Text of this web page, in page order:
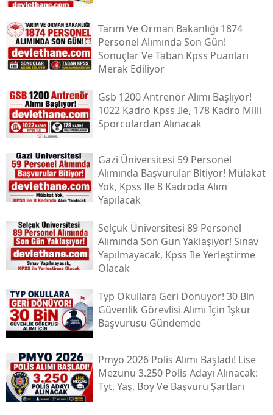
Tarım Ve Orman Bakanlığı 1874
Personel Alımında Son Gün!
Sonuçlar Ve Taban Kpss Puanları
Merak Ediliyor
Gsb 1200 Antrenör Alımı Başlıyor!
1022 Kadro Kpss Ile, 178 Kadro Milli
Sporculardan Alınacak
Gazi Üniversitesi 59 Personel
Alımında Başvurular Bitiyor! Mülakat
Yok, Kpss Ile 8 Kadroda Alım
Yapılacak
Selçuk Üniversitesi 89 Personel
Alımında Son Gün Yaklaşıyor! Sınav
Yapılmayacak, Kpss Ile Yerleştirme
Olacak
Typ Okullara Geri Dönüyor! 30 Bin
Güvenlik Görevlisi Alımı İçin İşkur
Başvurusu Gündemde
Pmyo 2026 Polis Alımı Başladı! Lise
Mezunu 3.250 Polis Adayı Alınacak:
Tyt, Yaş, Boy Ve Başvuru Şartları